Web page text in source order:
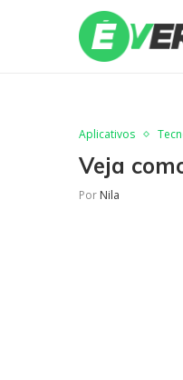
Aplicativos
Veja
Por Nila